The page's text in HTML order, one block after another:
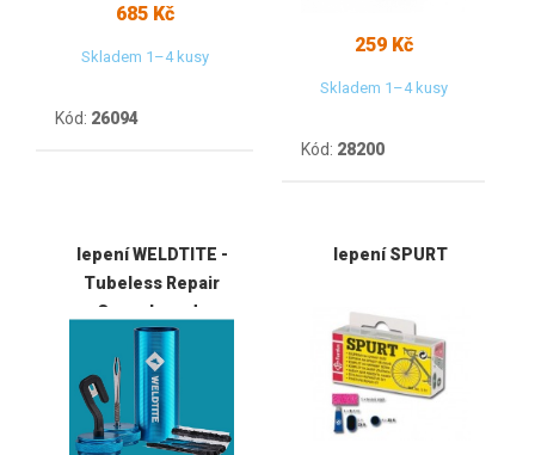
685 Kč
Skladem 1–4 kusy
Kód: 26094
259 Kč
Skladem 1–4 kusy
Kód: 28200
lepení WELDTITE -
Tubeless Repair
Capsule sada
lepení SPURT